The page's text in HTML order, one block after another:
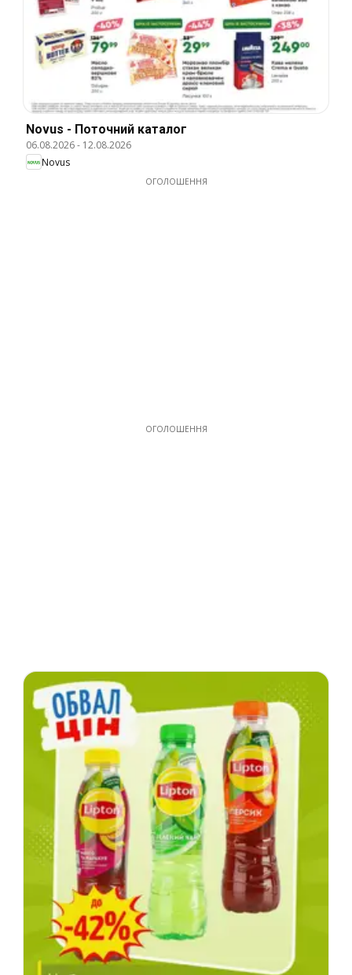
Novus - Поточний каталог
06.08.2026- 12.08.2026
Novus
ОГОЛОШЕННЯ
ОГОЛОШЕННЯ